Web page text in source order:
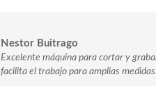
Nestor Buitrago
Excelente máquina para cortar y
facilita el trabajo para amplias medidas.